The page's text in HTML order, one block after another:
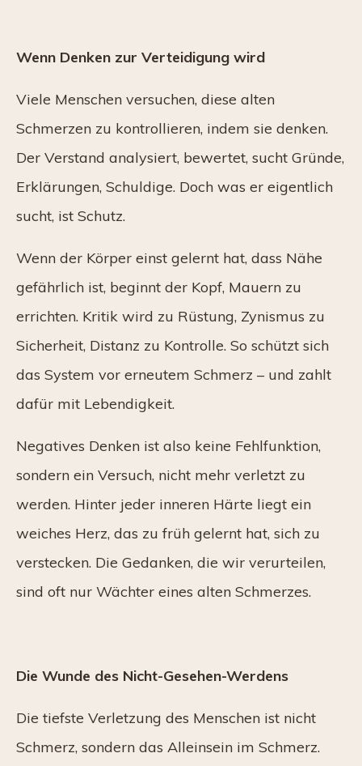
Wenn Denken zur Verteidigung wird
Viele Menschen versuchen, diese alten
Schmerzen zu kontrollieren, indem sie denken.
Der Verstand analysiert, bewertet, sucht Gründe,
Erklärungen, Schuldige. Doch was er eigentlich
sucht, ist Schutz.
Wenn der Körper einst gelernt hat, dass Nähe
gefährlich ist, beginnt der Kopf, Mauern zu
errichten. Kritik wird zu Rüstung, Zynismus zu
Sicherheit, Distanz zu Kontrolle. So schützt sich
das System vor erneutem Schmerz – und zahlt
dafür mit Lebendigkeit.
Negatives Denken ist also keine Fehlfunktion,
sondern ein Versuch, nicht mehr verletzt zu
werden. Hinter jeder inneren Härte liegt ein
weiches Herz, das zu früh gelernt hat, sich zu
verstecken. Die Gedanken, die wir verurteilen,
sind oft nur Wächter eines alten Schmerzes.
Die Wunde des Nicht-Gesehen-Werdens
Die tiefste Verletzung des Menschen ist nicht
Schmerz, sondern das Alleinsein im Schmerz.